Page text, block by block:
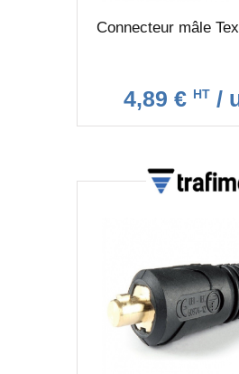
Connecteur mâle
4,89 € HT /